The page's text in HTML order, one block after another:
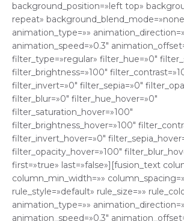
background_position=»left top»
repeat»
animation_type=»»
animation_speed=»0.3″
filter_type=»regular» filter_hue=»0″
filter_brightness=»100″
filter_invert=»0″ filter_sepia=»0″
filter_blur=»0″ filter_hue_hover=»0″
filter_saturation_hover=»100″
filter_brightness_hover=»100″
filter_invert_hover=»0″
filter_opacity_hover=»100″
first=»true» last=»false»][fusion_text
column_min_width=»»
rule_style=»default» rule_size=»»
animation_type=»»
animation_speed=»0.3″